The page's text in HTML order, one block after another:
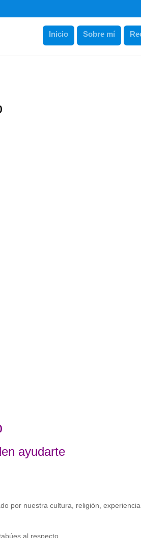
Inicio Sobre mí
ayudarte
por nuestra cultura, religión,
al respecto.